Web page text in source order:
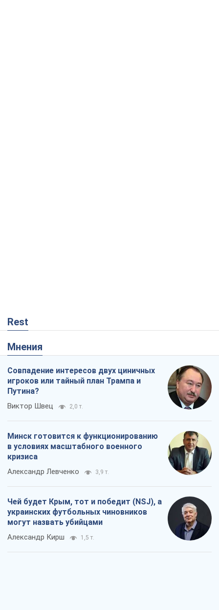
Rest
Мнения
Совпадение интересов двух циничных
игроков или тайный план Трампа и
Путина?
Виктор Швец 2,0 т.
Минск готовится к функционированию
в условиях масштабного военного
кризиса
Александр Левченко 3,9 т.
Чей будет Крым, тот и победит (NSJ), а
украинских футбольных чиновников
могут назвать убийцами
Александр Кирш 1,5 т.